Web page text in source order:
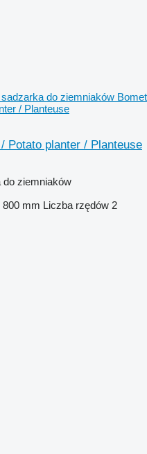
sadzarka do ziemniaków Bomet
/ Planteuse
Potato planter / Planteuse
ziemniaków
800 mm Liczba rzędów 2